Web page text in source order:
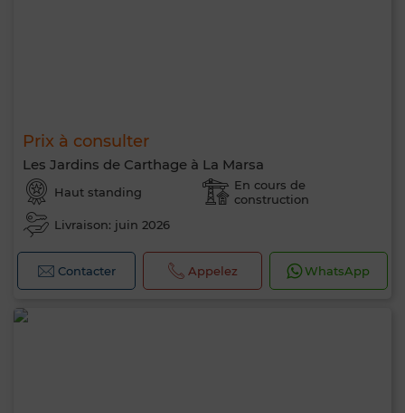
Prix à consulter
Les Jardins de Carthage à La Marsa
Haut standing
En cours de
construction
Livraison: juin 2026
Contacter Appelez WhatsApp